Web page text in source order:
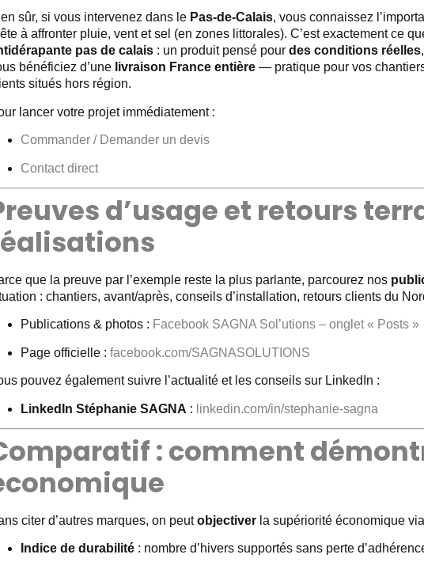
sûr, si vous intervenez dans le Pas-de-Calais, vous connaissez
à affronter pluie, vent et sel (en zones littorales). C’est exactement ce
pas de calais: un produit pensé pour des conditions réelles
bénéficiez d’une livraison France entière— pratique pour vos
situés hors région.
lancer votre projet immédiatement :
Commander / Demander un devis
Contact direct
d’usage et retours
que la preuve par l’exemple reste la plus parlante, parcourez nos
: chantiers, avant/après, conseils d’installation, retours clients du
Publications & photos : Facebook SAGNA Sol’utions – onglet « Posts »
Page officielle : facebook.com/SAGNASOLUTIONS
pouvez également suivre l’actualité et les conseils sur LinkedIn :
LinkedIn Stéphanie SAGNA : linkedin.com/in/stephanie-sagna
: comment
citer d’autres marques, on peutobjectiverla supériorité économique
Indice de durabilité: nombre d’hivers supportés sans perte